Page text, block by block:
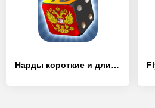
Нарды короткие и длинные - [MOD Много денег]